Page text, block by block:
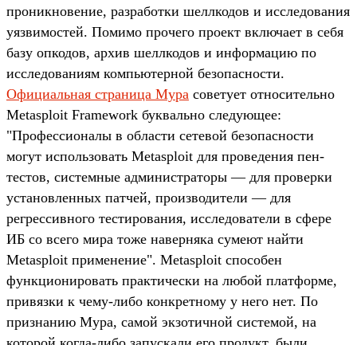
проникновение, разработки шеллкодов и исследования
уязвимостей. Помимо прочего проект включает в себя
базу опкодов, архив шеллкодов и информацию по
исследованиям компьютерной безопасности.
Официальная страница Мура советует относительно
Metasploit Framework буквально следующее:
"Профессионалы в области сетевой безопасности
могут использовать Metasploit для проведения пен-
тестов, системные администраторы — для проверки
установленных патчей, производители — для
регрессивного тестирования, исследователи в сфере
ИБ со всего мира тоже наверняка сумеют найти
Metasploit применение". Metasploit способен
функционировать практически на любой платформе,
привязки к чему-либо конкретному у него нет. По
признанию Мура, самой экзотичной системой, на